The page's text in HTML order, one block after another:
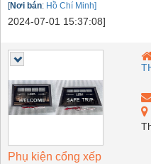
[Nơi bán: Hồ Chí Minh]
2024-07-01 15:37:08]
Phụ kiện cổng xếp